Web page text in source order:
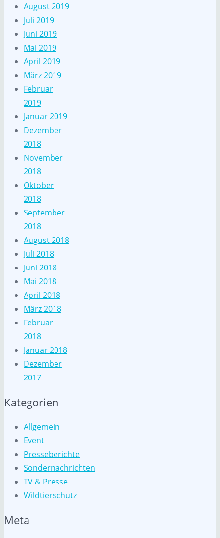
August 2019
Juli 2019
Juni 2019
Mai 2019
April 2019
März 2019
Februar
2019
Januar 2019
Dezember
2018
November
2018
Oktober
2018
September
2018
August 2018
Juli 2018
Juni 2018
Mai 2018
April 2018
März 2018
Februar
2018
Januar 2018
Dezember
2017
Kategorien
Allgemein
Event
Presseberichte
Sondernachrichten
TV & Presse
Wildtierschutz
Meta